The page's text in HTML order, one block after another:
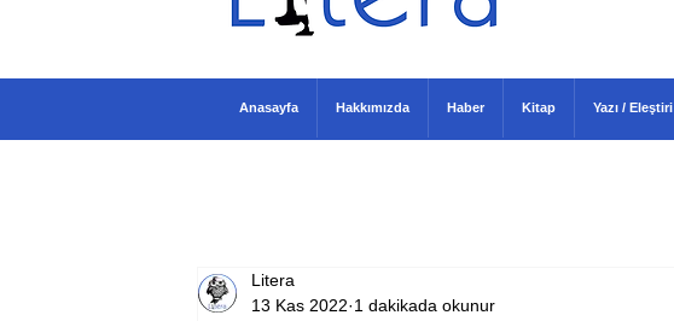
Litera
13 Kas 2022 1 dakikada okunur
Anasayfa Hakkımızda Haber Kitap Yazı / Eleştiri